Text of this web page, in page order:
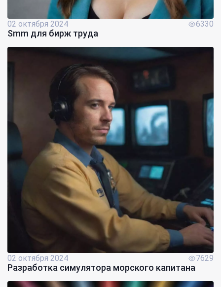
02 октября 2024 6330
Smm для бирж труда
02 октября 2024 7629
Разработка симулятора морского капитана